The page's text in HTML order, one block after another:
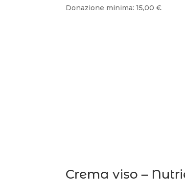
Donazione minima:15,00€
Crema viso –